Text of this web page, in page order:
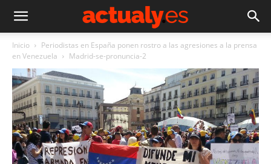
Inicio
Periodistas en España ponen rostro a las agresiones a la prensa
en Venezuela
Madrid-se-pronuncia-2